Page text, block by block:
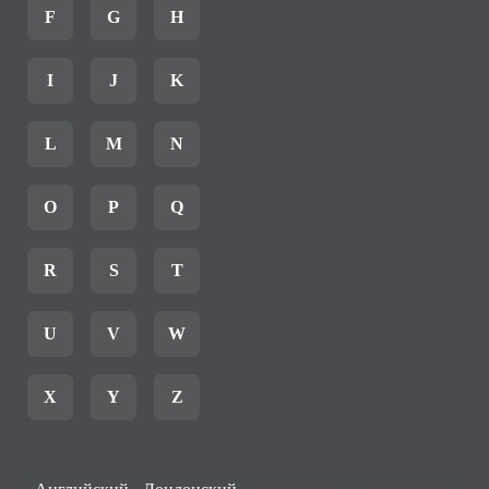
F G H
I J K
L M N
O P Q
R S T
U V W
X Y Z